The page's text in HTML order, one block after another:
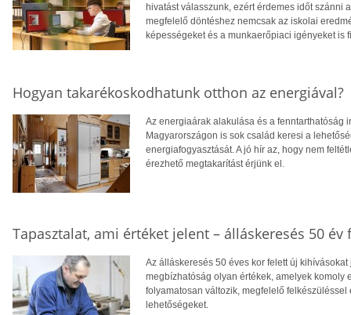
hivatást válasszunk, ezért érdemes időt szánni
megfelelő döntéshez nemcsak az iskolai
képességeket és a munkaerőpiaci igényeket is
Hogyan takarékoskodhatunk otthon az energiával?
Az energiaárak alakulása és a fenntarthatóság
Magyarországon is sok család keresi a
energiafogyasztását. A jó hír az, hogy nem
érezhető megtakarítást érjünk el.
Tapasztalat, ami értéket jelent – álláskeresés 50 év
Az álláskeresés 50 éves kor felett új
megbízhatóság olyan értékek, amelyek komoly
folyamatosan változik, megfelelő
lehetőségeket.